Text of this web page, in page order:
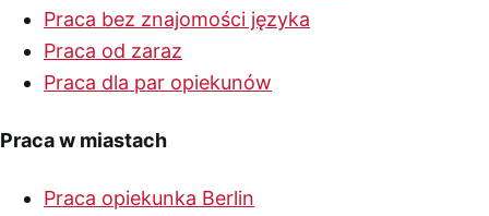
Praca bez znajomości języka
Praca od zaraz
Praca dla par opiekunów
Praca w miastach
Praca opiekunka Berlin